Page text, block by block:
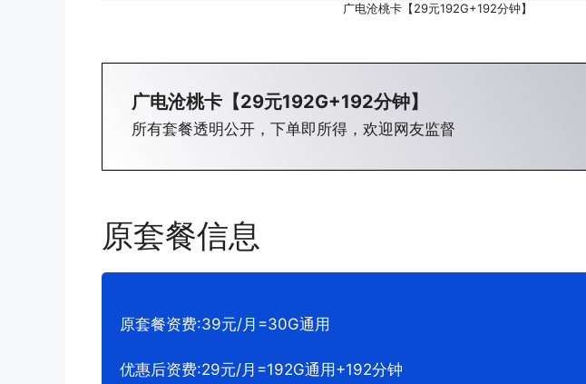
广电沧桃卡【29元192G+192分钟】
广电沧桃卡【29元192G+192分钟】
所有套餐透明公开，下单即所得，欢迎网友监督
原套餐信息
原套餐资费:39元/月=30G通用
优惠后资费:29元/月=192G通用+192分钟